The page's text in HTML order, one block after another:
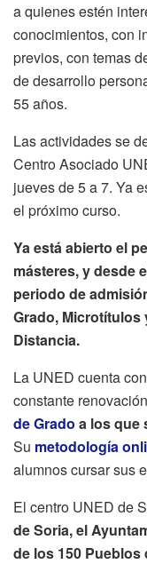
a quienes estén
conocimientos, con
previos, con temas
de desarrollo
55 años.
Las actividades se
Centro Asociado
jueves de 5 a 7. Ya
el próximo curso.
Ya está abierto el
másteres, y desde
periodo de
Grado, Microtítulos
Distancia.
La UNED cuenta
constante
de Grado a los que
Su metodología
alumnos cursar sus
El centro UNED de
de Soria, el
de los 150 Pueblos